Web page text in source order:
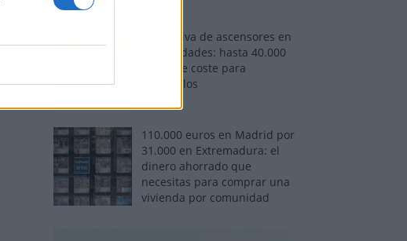
Normativa de ascensores en
comunidades: hasta 40.000
euros de coste para
adaptarlos
110.000 euros en Madrid por
31.000 en Extremadura: el
dinero ahorrado que
necesitas para comprar una
vivienda por comunidad